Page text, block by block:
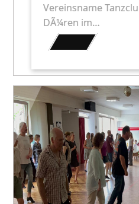
Vereinsname
DÃ¼ren im…